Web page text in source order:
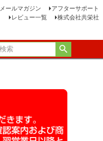
メールマガジン
アフターサポート
レビュー一覧
株式会社共栄社